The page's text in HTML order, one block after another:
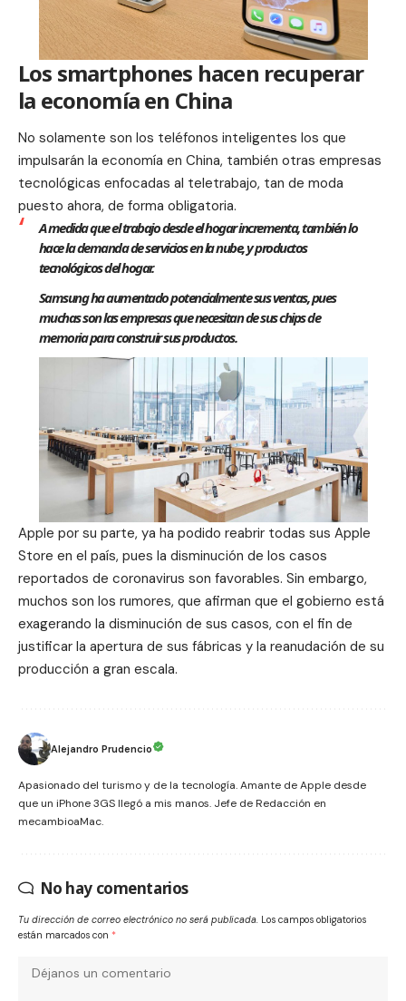
Los smartphones hacen recuperar
la economía en China
No solamente son los teléfonos inteligentes los que
impulsarán la economía en China, también otras empresas
tecnológicas enfocadas al teletrabajo, tan de moda
puesto ahora, de forma obligatoria.
A medida que el trabajo desde el hogar incrementa, también lo
hace la demanda de servicios en la nube, y productos
tecnológicos del hogar.
Samsung ha aumentado potencialmente sus ventas, pues
muchas son las empresas que necesitan de sus chips de
memoria para construir sus productos.
Apple por su parte, ya ha podido reabrir todas sus Apple
Store en el país, pues la disminución de los casos
reportados de coronavirus son favorables. Sin embargo,
muchos son los rumores, que afirman que el gobierno está
exagerando la disminución de sus casos, con el fin de
justificar la apertura de sus fábricas y la reanudación de su
producción a gran escala.
Alejandro Prudencio
Apasionado del turismo y de la tecnología. Amante de Apple desde
que un iPhone 3GS llegó a mis manos. Jefe de Redacción en
mecambioaMac.
No hay comentarios
Tu dirección de correo electrónico no será publicada. Los campos obligatorios
están marcados con *